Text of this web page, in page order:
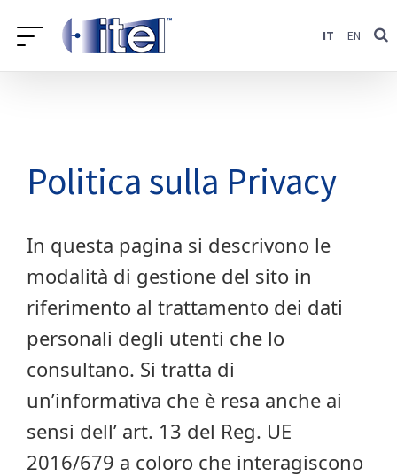
contenuto
IT EN
Politica sulla Privacy
In questa pagina si descrivono le
modalità di gestione del sito in
riferimento al trattamento dei dati
personali degli utenti che lo
consultano. Si tratta di
un’informativa che è resa anche ai
sensi dell’ art. 13 del Reg. UE
2016/679 a coloro che interagiscono